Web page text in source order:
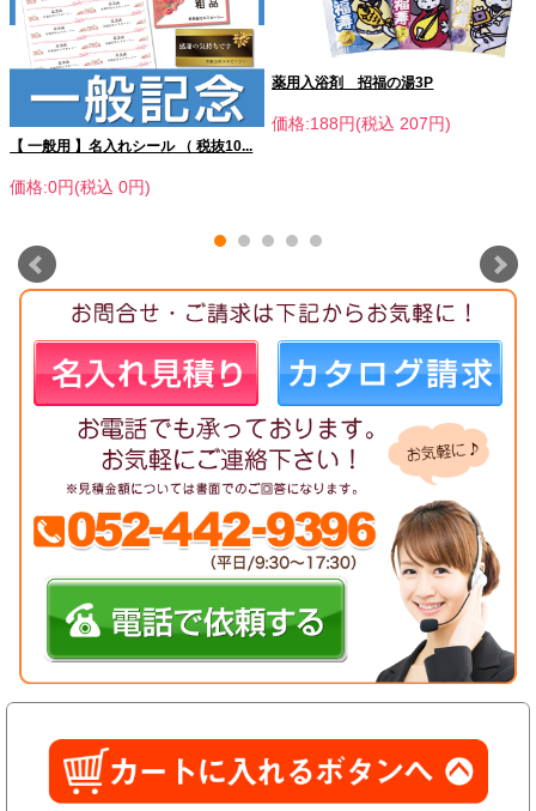
【 一般用 】名入れシール （ 税抜10...
価格:0円(税込 0円)
薬用入浴剤 招福の湯3P
価格:188円(税込 207円)